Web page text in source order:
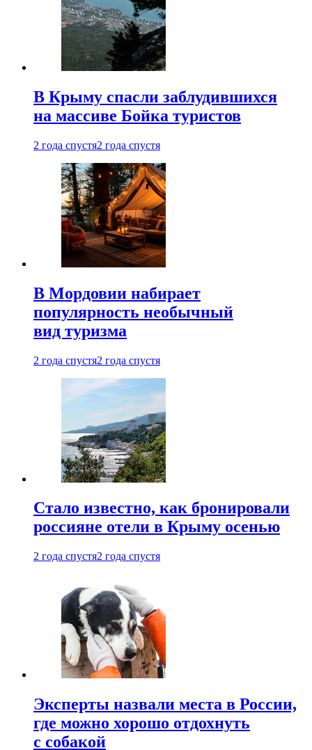
В Крыму спасли заблудившихся
на массиве Бойка туристов
2 года спустя2 года спустя
В Мордовии набирает
популярность необычный
вид туризма
2 года спустя2 года спустя
Стало известно, как бронировали
россияне отели в Крыму осенью
2 года спустя2 года спустя
Эксперты назвали места в России,
где можно хорошо отдохнуть
с собакой